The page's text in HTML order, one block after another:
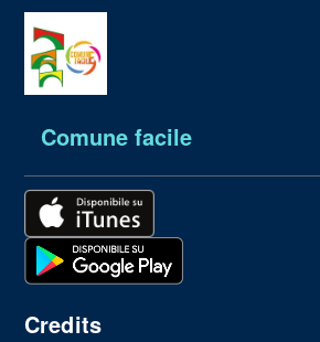
Comune facile
Credits